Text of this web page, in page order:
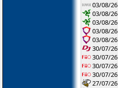
03/08/26
03/08/26
03/08/26
03/08/26
03/08/26
30/07/26
30/07/26
30/07/26
30/07/26
27/07/26